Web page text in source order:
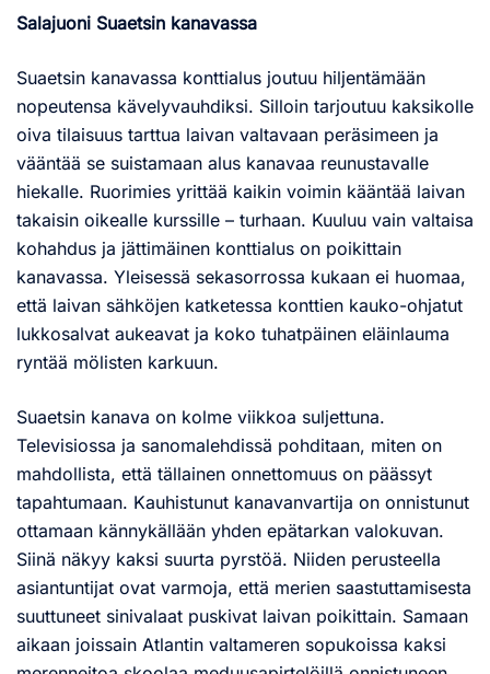
Salajuoni Suaetsin kanavassa
Suaetsin kanavassa konttialus joutuu hiljentämään
nopeutensa kävelyvauhdiksi. Silloin tarjoutuu kaksikolle
oiva tilaisuus tarttua laivan valtavaan peräsimeen ja
vääntää se suistamaan alus kanavaa reunustavalle
hiekalle. Ruorimies yrittää kaikin voimin kääntää laivan
takaisin oikealle kurssille – turhaan. Kuuluu vain valtaisa
kohahdus ja jättimäinen konttialus on poikittain
kanavassa. Yleisessä sekasorrossa kukaan ei huomaa,
että laivan sähköjen katketessa konttien kauko-ohjatut
lukkosalvat aukeavat ja koko tuhatpäinen eläinlauma
ryntää mölisten karkuun.
Suaetsin kanava on kolme viikkoa suljettuna.
Televisiossa ja sanomalehdissä pohditaan, miten on
mahdollista, että tällainen onnettomuus on päässyt
tapahtumaan. Kauhistunut kanavanvartija on onnistunut
ottamaan kännykällään yhden epätarkan valokuvan.
Siinä näkyy kaksi suurta pyrstöä. Niiden perusteella
asiantuntijat ovat varmoja, että merien saastuttamisesta
suuttuneet sinivalaat puskivat laivan poikittain. Samaan
aikaan joissain Atlantin valtameren sopukoissa kaksi